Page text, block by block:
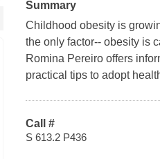
Summary
Childhood obesity is
the only factor-- obesity is
Romina Pereiro offers
practical tips to adopt
Call #
S 613.2 P436